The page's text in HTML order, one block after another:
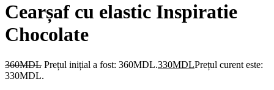
Cearșaf cu elastic Inspiratie
Chocolate
360MDL Prețul inițial a fost: 360MDL.330MDLPrețul curent este:
330MDL.